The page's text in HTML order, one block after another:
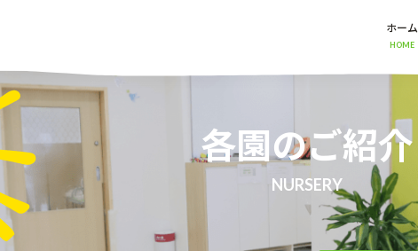
ホーム
HOME
各園のご紹介
NURSERY